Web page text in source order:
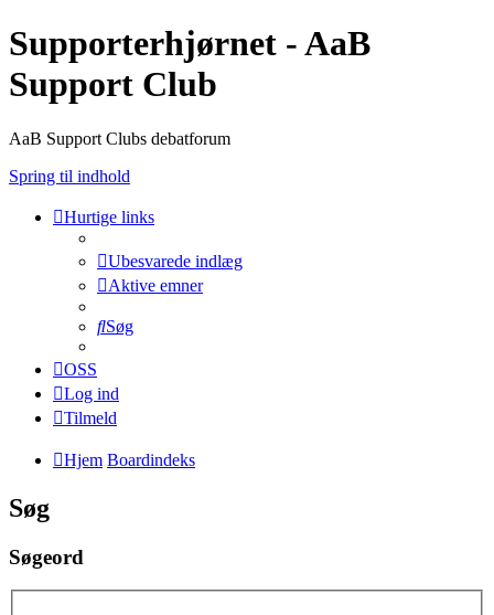
Supporterhjørnet - AaB
Support Club
AaB Support Clubs debatforum
Spring til indhold
Hurtige links
Ubesvarede indlæg
Aktive emner
Søg
OSS
Log ind
Tilmeld
Hjem Boardindeks
Søg
Søgeord